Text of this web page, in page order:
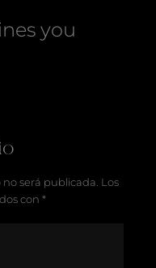
you
será publicada. Los
con *